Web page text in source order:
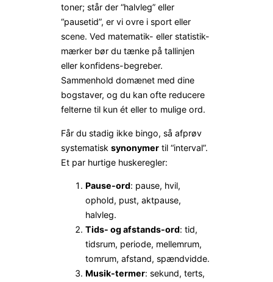
toner; står der “halvleg” eller
“pausetid”, er vi ovre i sport eller
scene. Ved matematik- eller statistik-
mærker bør du tænke på tallinjen
eller konfidens-begreber.
Sammenhold domænet med dine
bogstaver, og du kan ofte reducere
felterne til kun ét eller to mulige ord.
Får du stadig ikke bingo, så afprøv
systematisk synonymer til “interval”.
Et par hurtige huskeregler:
Pause-ord: pause, hvil,
ophold, pust, aktpause,
halvleg.
Tids- og afstands-ord: tid,
tidsrum, periode, mellemrum,
tomrum, afstand, spændvidde.
Musik-termer: sekund, terts,